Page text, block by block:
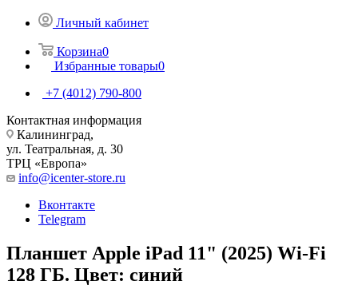
Личный кабинет
Корзина0
Избранные товары0
+7 (4012) 790-800
Контактная информация
Калининград,
ул. Театральная, д. 30
ТРЦ «Европа»
info@icenter-store.ru
Вконтакте
Telegram
Планшет Apple iPad 11" (2025) Wi-Fi
128 ГБ. Цвет: синий